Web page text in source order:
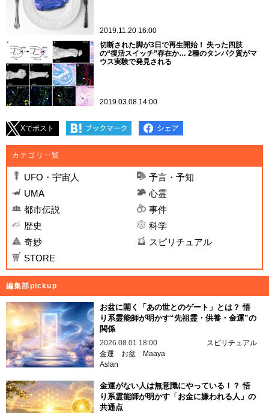
2019.11.20 16:00
切断された脚が3日で再生開始！ 失った四肢
の“復活スイッチ”存在か… 2種のタンパク質がマ
ウス実験で発見される
2019.03.08 14:00
Xでポスト
カテゴリ一覧
UFO・宇宙人
予言・予知
UMA
心霊
都市伝説
事件
歴史
科学
奇妙
スピリチュアル
STORE
編集部pickup
お盆に開く「あの世とのゲート」とは？ 悟
り系霊能師が明かす“先祖霊・供養・金運”の
関係
2026.08.01 18:00
スピリチュアル
金運
お盆
Maaya
Aslan
金運がない人は無意識にやっている！？ 悟
り系霊能師が明かす「お金に嫌われる人」の
共通点